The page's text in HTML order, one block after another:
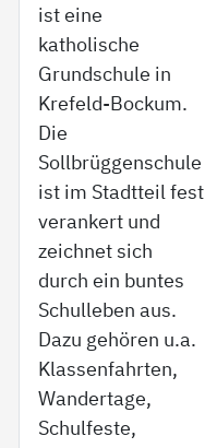
ist eine
katholische
Grundschule in
Krefeld-Bockum.
Die
Sollbrüggenschule
ist im Stadtteil fest
verankert und
zeichnet sich
durch ein buntes
Schulleben aus.
Dazu gehören u.a.
Klassenfahrten,
Wandertage,
Schulfeste,